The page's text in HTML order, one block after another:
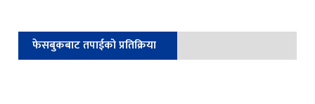
फेसबुकबाट तपाईको प्रतिक्रिया